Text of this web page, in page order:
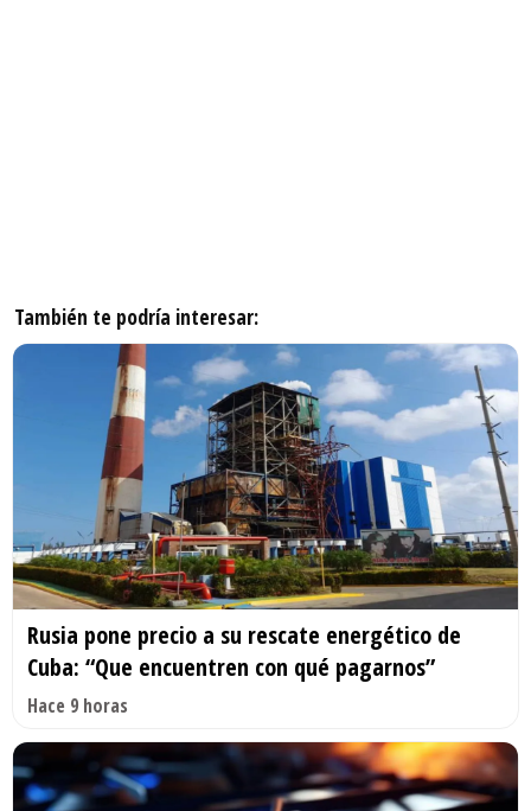
También te podría interesar:
Rusia pone precio a su rescate energético de
Cuba: “Que encuentren con qué pagarnos”
Hace 9 horas